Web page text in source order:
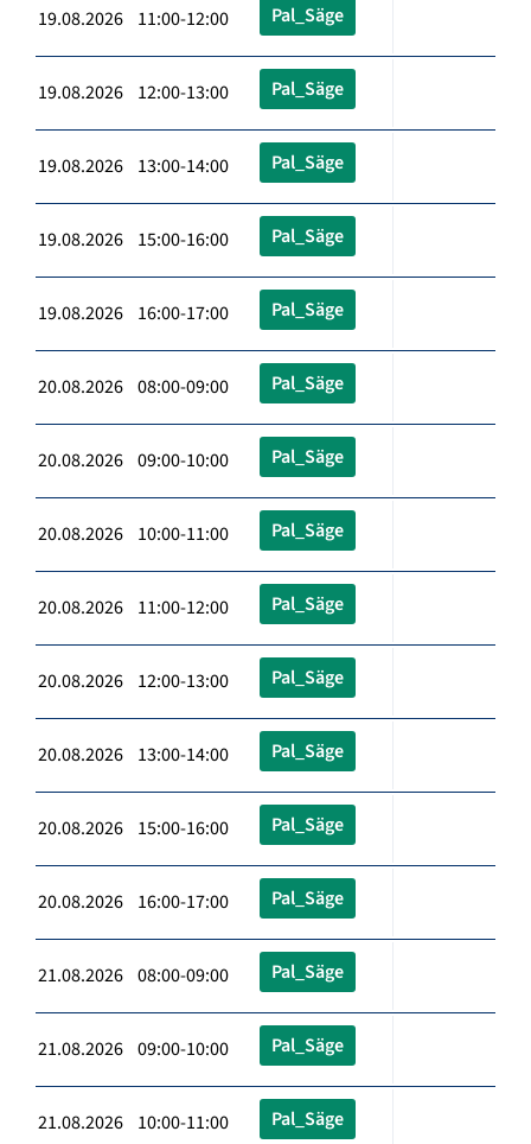
19.08.2026 11:00-12:00 Pal_Säge
19.08.2026 12:00-13:00 Pal_Säge
19.08.2026 13:00-14:00 Pal_Säge
19.08.2026 15:00-16:00 Pal_Säge
19.08.2026 16:00-17:00 Pal_Säge
20.08.2026 08:00-09:00 Pal_Säge
20.08.2026 09:00-10:00 Pal_Säge
20.08.2026 10:00-11:00 Pal_Säge
20.08.2026 11:00-12:00 Pal_Säge
20.08.2026 12:00-13:00 Pal_Säge
20.08.2026 13:00-14:00 Pal_Säge
20.08.2026 15:00-16:00 Pal_Säge
20.08.2026 16:00-17:00 Pal_Säge
21.08.2026 08:00-09:00 Pal_Säge
21.08.2026 09:00-10:00 Pal_Säge
21.08.2026 10:00-11:00 Pal_Säge